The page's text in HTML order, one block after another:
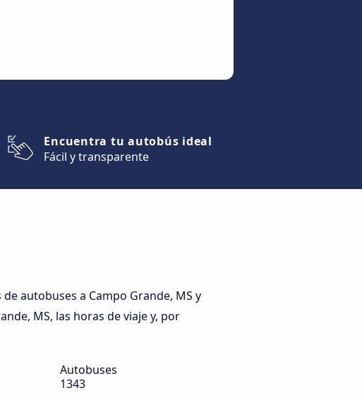
Encuentra tu autobús ideal
Fácil y transparente
autobuses a Campo Grande, MS y
MS, las horas de viaje y, por
Autobuses
1343